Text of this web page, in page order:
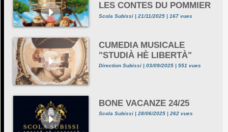
LES CONTES DU POMMIER
Scola Subissi | 21/11/2025 | 167 vues
CUMEDIA MUSICALE
"STUDIÀ HÈ LIBERTÀ"
Direction Subissi | 03/09/2025 | 551 vues
BONE VACANZE 24/25
Scola Subissi | 28/06/2025 | 262 vues